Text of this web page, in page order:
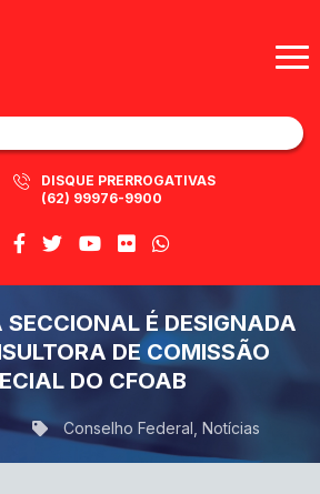
DISQUE PRERROGATIVAS
(62) 99976-9900
SECCIONAL É DESIGNADA
DE COMISSÃO
DO CFOAB
Conselho Federal Notícias